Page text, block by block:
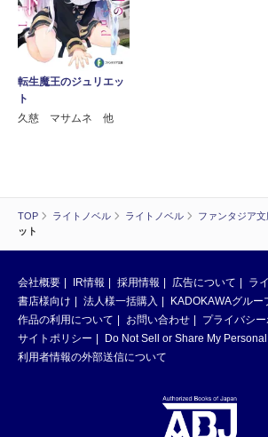
TOP ライトノベル ライトノベル ファンタジア文
ット
転生魔王のジュリエッ
ト
久慈 マサムネ 他
会社概要 IR情報 採用情報 広告について
ラ
書店様向け
法人様一括購入
KADOKAWAグルー
作品の利用について
お問い合わせ
プライバシ
サイトポリシー
Do Not Sell or Share My
利用者情報の外部送信について